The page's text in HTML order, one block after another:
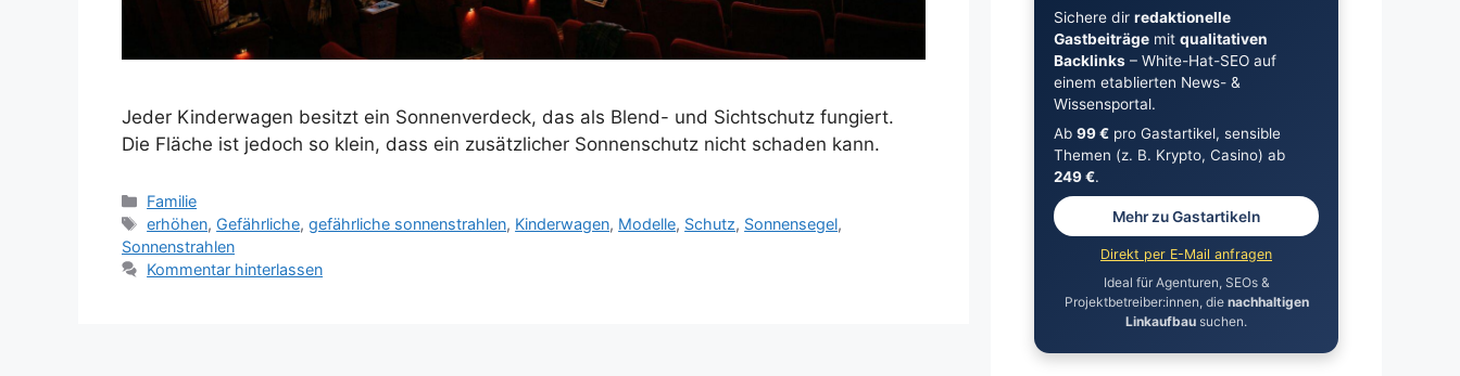
Jeder Kinderwagen besitzt ein Sonnenverdeck, das als Blend- und Sichtschutz fungiert.
Die Fläche ist jedoch so klein, dass ein zusätzlicher Sonnenschutz nicht schaden kann.
Kategorien
Familie
Schlagwörter
erhöhen, Gefährliche,gefährliche sonnenstrahlen, Kinderwagen, Modelle, Schutz, Sonnensegel,
Sonnenstrahlen
Kommentar hinterlassen
Sichere dir redaktionelle
Gastbeiträgemit qualitativen
Backlinks– White-Hat-SEO auf
einem etablierten News- &
Wissensportal.
Ab 99 €pro Gastartikel, sensible
Themen (z. B. Krypto, Casino) ab
249 €.
Mehr zu Gastartikeln
Direkt per E-Mail anfragen
Ideal für Agenturen, SEOs &
Projektbetreiber:innen, die nachhaltigen
Linkaufbau suchen.